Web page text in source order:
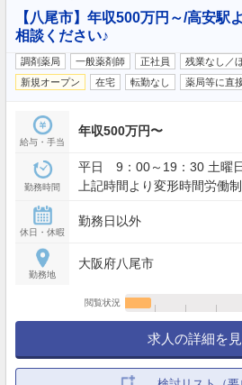
【八尾市】年収500万円～/高安駅
相談ください♪
調剤薬局 一般薬剤師 正社員 残業なし／
新規オープン
在宅 転勤なし 薬局等に直
給与・手当
年収500万円〜
勤務時間
平日 9：00～19：30 土
上記時間より変形時間労働
休日・休暇
勤務日以外
勤務地
大阪府八尾市
閲覧状況
求人の詳細を